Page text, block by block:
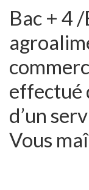
Bac + 4
effectué
d’un
Vous